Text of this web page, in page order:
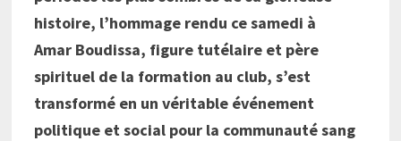
histoire, l’hommage rendu ce samedi à
Amar Boudissa, figure tutélaire et père
spirituel de la formation au club, s’est
transformé en un véritable événement
politique et social pour la communauté sang